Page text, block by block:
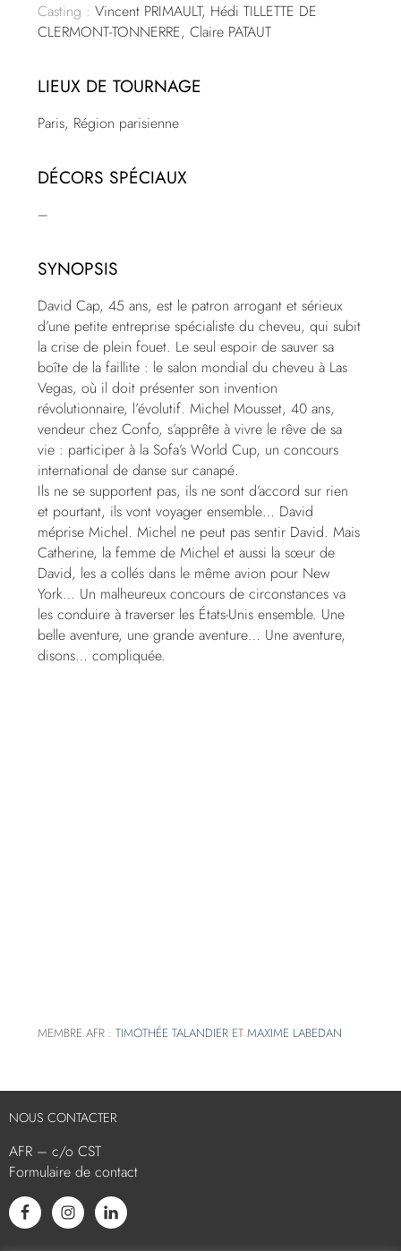
Casting : Vincent PRIMAULT, Hédi TILLETTE DE
CLERMONT-TONNERRE, Claire PATAUT
LIEUX DE TOURNAGE
Paris, Région parisienne
DÉCORS SPÉCIAUX
–
SYNOPSIS
David Cap, 45 ans, est le patron arrogant et sérieux
d’une petite entreprise spécialiste du cheveu, qui subit
la crise de plein fouet. Le seul espoir de sauver sa
boîte de la faillite : le salon mondial du cheveu à Las
Vegas, où il doit présenter son invention
révolutionnaire, l’évolutif. Michel Mousset, 40 ans,
vendeur chez Confo, s’apprête à vivre le rêve de sa
vie : participer à la Sofa’s World Cup, un concours
international de danse sur canapé.
Ils ne se supportent pas, ils ne sont d’accord sur rien
et pourtant, ils vont voyager ensemble… David
méprise Michel. Michel ne peut pas sentir David. Mais
Catherine, la femme de Michel et aussi la sœur de
David, les a collés dans le même avion pour New
York… Un malheureux concours de circonstances va
les conduire à traverser les États-Unis ensemble. Une
belle aventure, une grande aventure… Une aventure,
disons… compliquée.
MEMBRE AFR :TIMOTHÉE TALANDIER ETMAXIME LABEDAN
NOUS CONTACTER
AFR – c/o CST
Formulaire de contact